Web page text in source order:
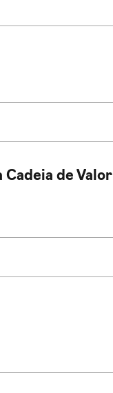
Cadeia de Valor